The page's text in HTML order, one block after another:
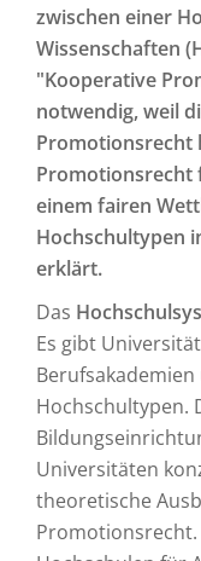
zwischen einer
Wissenschaften
"Kooperative
notwendig, weil
Promotionsrecht
Promotionsrecht
einem fairen
Hochschultypen
erklärt.
Das
Es gibt
Hochschultypen.
Universitäten
theoretische